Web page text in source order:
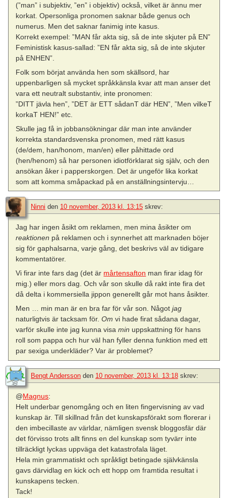
(”man” i subjektiv, ”en” i objektiv) också, vilket är ännu mer
korkat. Opersonliga pronomen saknar både genus och
numerus. Men det saknar fanimig inte kasus.
Korrekt exempel: ”MAN får akta sig, så de inte skjuter på EN”
Feministisk kasus-sallad: ”EN får akta sig, så de inte skjuter
på ENHEN”.
Folk som börjat använda hen som skällsord, har
uppenbarligen så mycket språkkänsla kvar att man anser det
vara ett neutralt substantiv, inte pronomen:
”DITT jävla hen”, ”DET är ETT sådanT där HEN”, ”Men vilkeT
korkaT HEN!” etc.
Skulle jag få in jobbansökningar där man inte använder
korrekta standardsvenska pronomen, med rätt kasus
(de/dem, han/honom, man/en) eller påhittade ord
(hen/henom) så har personen idiotförklarat sig själv, och den
ansökan åker i papperskorgen. Det är ungeför lika korkat
som att komma småpackad på en anställningsintervju…
Ninni den 10 november, 2013 kl. 13:15 skrev:
Jag har ingen åsikt om reklamen, men mina åsikter om
reaktionen på reklamen och i synnerhet att marknaden böjer
sig för gaphalsarna, varje gång, det beskrivs väl av tidigare
kommentatörer.
Vi firar inte fars dag (det är mårtensafton man firar idag för
mig.) eller mors dag. Och vår son skulle då rakt inte fira det
då delta i kommersiella jippon generellt går mot hans åsikter.
Men … min man är en bra far för vår son. Någotjag
naturligtvis är tacksam för.Om vi hade firat sådana dagar,
varför skulle inte jag kunna visamin uppskattning för hans
roll som pappa och hur väl han fyller denna funktion med ett
par sexiga underkläder? Var är problemet?
Bengt Andersson den 10 november, 2013 kl. 13:18 skrev:
@Magnus:
Helt underbar genomgång och en liten fingervisning av vad
kunskap är. Till skillnad från det kunskapsförakt som florerar i
den imbecillaste av världar, nämligen svensk bloggosfär där
det förvisso trots allt finns en del kunskap som tyvärr inte
tillräckligt lyckas uppväga det katastrofala läget.
Hela min grammatiskt och språkligt betingade självkänsla
gavs därvidlag en kick och ett hopp om framtida resultat i
kunskapens tecken.
Tack!